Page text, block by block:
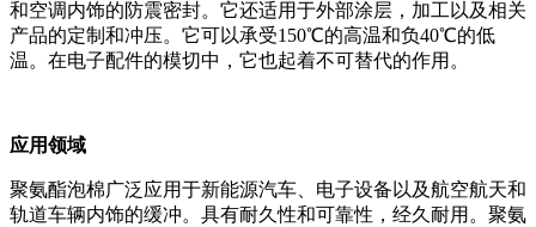
和空调内饰的防震密封。它还适用于外部涂层，加工以及相关
产品的定制和冲压。它可以承受150℃的高温和负40℃的低
温。在电子配件的模切中，它也起着不可替代的作用。
应用领域
聚氨酯泡棉广泛应用于新能源汽车、电子设备以及航空航天和
轨道车辆内饰的缓冲。具有耐久性和可靠性，经久耐用。聚氨